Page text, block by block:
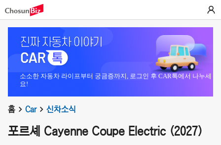
소소한 자동차 라이프부터 궁금증까지, 로그인 후 CAR톡에서 나누세
요!
홈 Car 신차소식
포르셰 Cayenne Coupe Electric (2027)